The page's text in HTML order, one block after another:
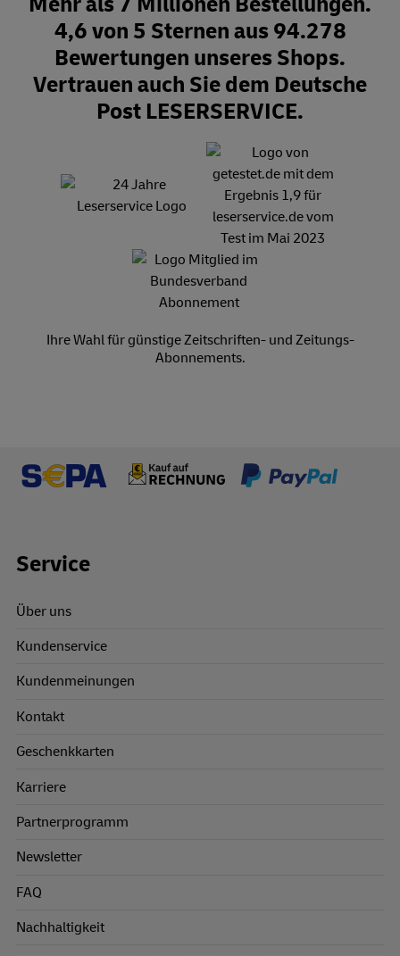
4,6 von 5 Sternen aus 94.278
Bewertungen unseres Shops.
Vertrauen auch Sie dem Deutsche
Post LESERSERVICE.
Ihre Wahl für günstige Zeitschriften- und Zeitungs-
Abonnements.
Footer Links
Service
Über uns
Kundenservice
Kundenmeinungen
Kontakt
Geschenkkarten
Karriere
Partnerprogramm
Newsletter
FAQ
Nachhaltigkeit